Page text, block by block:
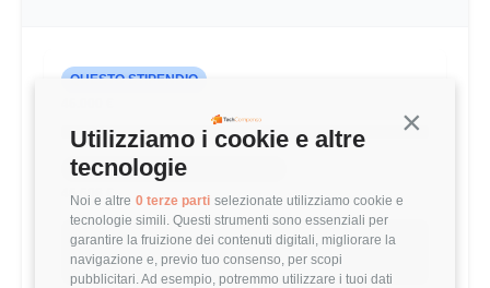
Continua
Utilizziamo i cookie e altre
tecnologie
Noi e altre 0 terze parti selezionate utilizziamo cookie e
tecnologie simili. Questi strumenti sono essenziali per
garantire la fruizione dei contenuti digitali, migliorare la
navigazione e, previo tuo consenso, per scopi
pubblicitari. Ad esempio, potremmo utilizzare i tuoi dati
QUESTO STIPENDIO
MEDIA TECH LEADER (1-3 ANNI)
46,608 €
Questo stipendio è al50° percentile
-1.30% rispetto alla media